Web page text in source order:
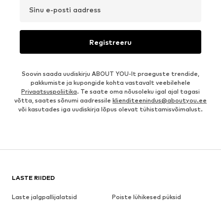
Sinu e-posti aadress
Registreeru
Soovin saada uudiskirju ABOUT YOU-lt praeguste trendide,
pakkumiste ja kupongide kohta vastavalt veebilehele
Privaatsuspoliitika. Te saate oma nõusoleku igal ajal tagasi
võtta, saates sõnumi aadressile klienditeenindus@aboutyou.ee
või kasutades iga uudiskirja lõpus olevat tühistamisvõimalust.
LASTE RIIDED
Laste jalgpallijalatsid
Poiste lühikesed püksid